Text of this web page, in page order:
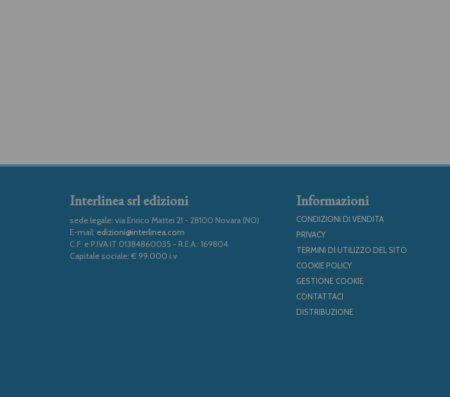
Interlinea srl edizioni
sede legale: via Enrico Mattei 21 - 28100 Novara (NO)
E-mail: edizioni@interlinea.com
C.F. e P.IVA IT 01384860035 - R.E.A.: 169804
Capitale sociale: € 99.000 i.v
Informazioni
CONDIZIONI DI VENDITA
PRIVACY
TERMINI DI UTILIZZO DEL SITO
COOKIE POLICY
GESTIONE COOKIE
CONTATTACI
DISTRIBUZIONE